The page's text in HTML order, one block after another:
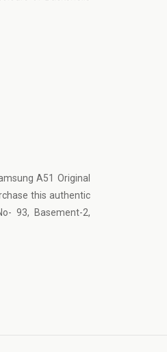
A51 Original
this authentic
93, Basement-2,